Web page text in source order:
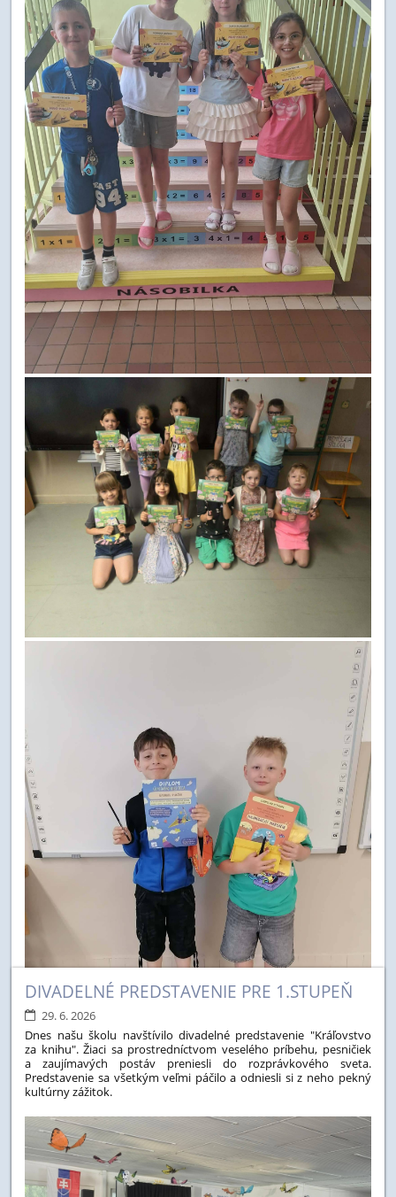
DIVADELNÉ PREDSTAVENIE PRE 1.STUPEŇ
29. 6. 2026
Dnes našu školu navštívilo divadelné predstavenie "Kráľovstvo
za knihu". Žiaci sa prostredníctvom veselého príbehu, pesničiek
a zaujímavých postáv preniesli do rozprávkového sveta.
Predstavenie sa všetkým veľmi páčilo a odniesli si z neho pekný
kultúrny zážitok.